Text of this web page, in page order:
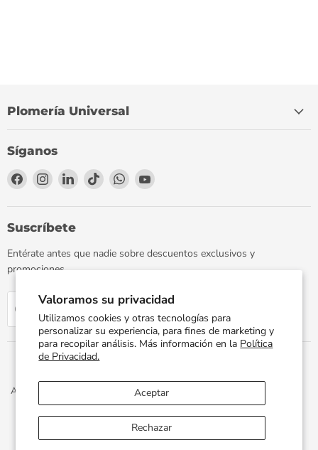
Valoramos su privacidad
Utilizamos cookies y otras tecnologías para
personalizar su experiencia, para fines de marketing y
para recopilar análisis. Más información en la Política
de Privacidad.
Aceptar
Rechazar
Plomería Universal
Síganos
Encuéntrenos
Facebook
Encuéntrenos
Instagram
Encuéntrenos
LinkedIn
Encuéntrenos
TikTok
Encuéntrenos
WhatsApp
Encuéntrenos
YouTube
Suscríbete
Entérate antes que nadie sobre descuentos exclusivos y
promociones.
Correo electrónico
Aviso de Privacidad Términos y Condiciones
Facturación Electrónica
Preguntas Frecuentes
Términos del servicio
Política de reembolso
Propiedad artística © 2026 PLOMERIA UNIVERSAL.